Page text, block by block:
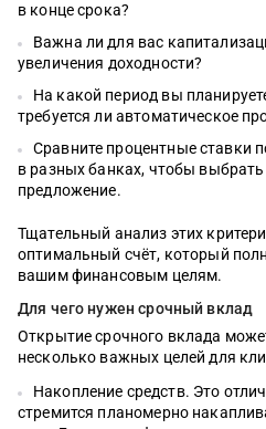
в конце срока?
Важна ли для вас
увеличения доходности?
На какой период вы
требуется ли автоматическое
Сравните процентные ставки
в разных банках, чтобы
предложение.
Тщательный анализ этих
оптимальный счёт, который
вашим финансовым целям.
Для чего нужен срочный вклад
Открытие срочного вклада
несколько важных целей для
Накопление средств. Это
стремится планомерно